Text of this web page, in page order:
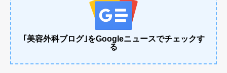
｢美容外科ブログ｣をGoogleニュースでチェックす
る